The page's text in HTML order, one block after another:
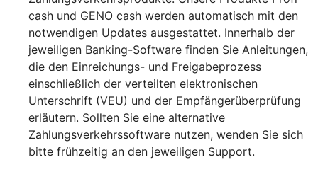
cash und GENO cash werden automatisch mit den
notwendigen Updates ausgestattet. Innerhalb der
jeweiligen Banking-Software finden Sie Anleitungen,
die den Einreichungs- und Freigabeprozess
einschließlich der verteilten elektronischen
Unterschrift (VEU) und der Empfängerüberprüfung
erläutern. Sollten Sie eine alternative
Zahlungsverkehrssoftware nutzen, wenden Sie sich
bitte frühzeitig an den jeweiligen Support.